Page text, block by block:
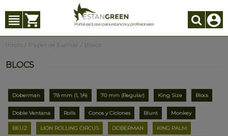
Inicio Papel de Fumar Blocs
BLOCS
Doberman 78 mm (1, 1/4) 70 mm (Regular) King Size Blocs
Doble Ventana Rolls Conos y Ciclones Blunt Monkey
BEUZ LION ROLLING CIRCUS DOBERMAN KING PALM